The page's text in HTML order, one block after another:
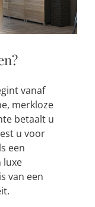
vanaf
merkloze
betaalt u
u voor
een
luxe
van een